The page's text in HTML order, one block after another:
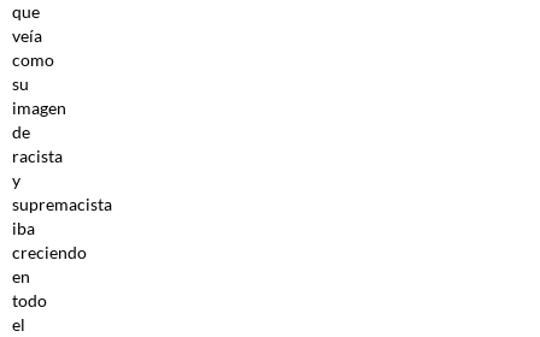
que
veía
como
su
imagen
de
racista
y
supremacista
iba
creciendo
en
todo
el